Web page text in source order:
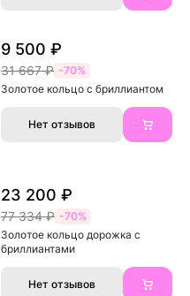
9 500 ₽
31 667 ₽ -70%
Золотое кольцо с бриллиантом
Нет отзывов
23 200 ₽
77 334 ₽ -70%
Золотое кольцо дорожка с
бриллиантами
Нет отзывов